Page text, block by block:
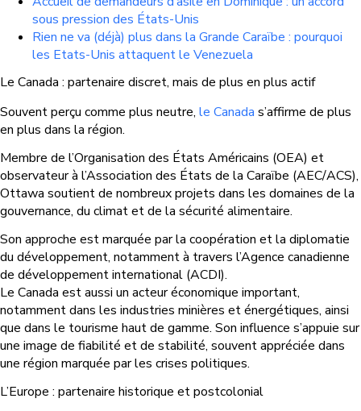
sous pression des États-Unis
Rien ne va (déjà) plus dans la Grande Caraïbe : pourquoi
les Etats-Unis attaquent le Venezuela
Le Canada : partenaire discret, mais de plus en plus actif
Souvent perçu comme plus neutre, le Canada s’affirme de plus
en plus dans la région.
Membre de l’Organisation des États Américains (OEA) et
observateur à l’Association des États de la Caraïbe (AEC/ACS),
Ottawa soutient de nombreux projets dans les domaines de la
gouvernance, du climat et de la sécurité alimentaire.
Son approche est marquée par la coopération et la diplomatie
du développement, notamment à travers l’Agence canadienne
de développement international (ACDI).
Le Canada est aussi un acteur économique important,
notamment dans les industries minières et énergétiques, ainsi
que dans le tourisme haut de gamme. Son influence s’appuie sur
une image de fiabilité et de stabilité, souvent appréciée dans
une région marquée par les crises politiques.
L’Europe : partenaire historique et postcolonial